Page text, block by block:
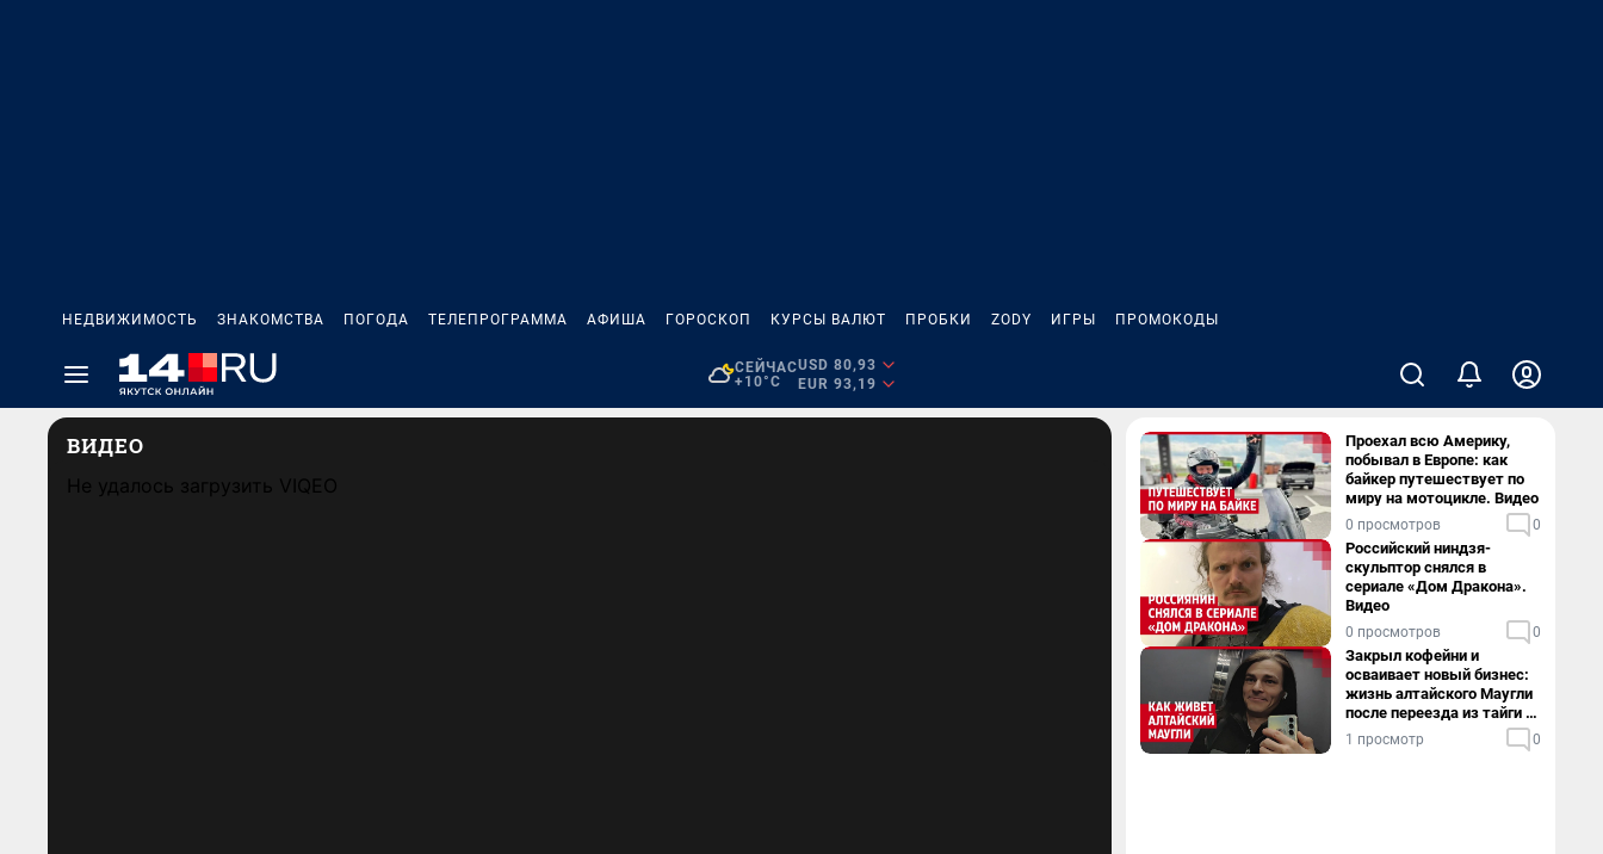
НЕДВИЖИМОСТЬ ЗНАКОМСТВА ПОГОДА ТЕЛЕПРОГРАММА АФИША ГОРОСКОП КУРСЫ ВАЛЮТ ПРОБКИ ZODY ИГРЫ ПРОМОКОДЫ
СЕЙЧАС
+10°C
USD 80,93
EUR 93,19
ВИДЕО
Не удалось загрузить VIQEO
Проехал всю Америку,
побывал в Европе: как
байкер путешествует по
миру на мотоцикле. Видео
0 просмотров 0
Российский ниндзя-
скульптор снялся в
сериале «Дом Дракона».
Видео
0 просмотров 0
Закрыл кофейни и
осваивает новый бизнес:
жизнь алтайского Маугли
после переезда из тайги в
столицу
1 просмотр 0